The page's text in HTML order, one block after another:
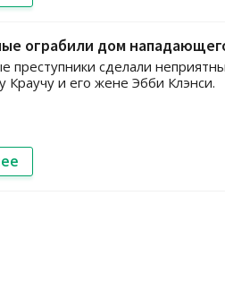
ограбили дом
преступники сделали
Краучу и его жене Эбби Клэнси.